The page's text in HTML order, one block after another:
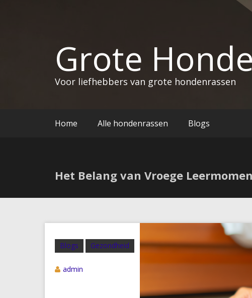
Grote
Voor liefhebbers van grote hondenrassen
Home Alle hondenrassen Blogs
Het Belang van Vroege
Blogs Gezondheid
admin